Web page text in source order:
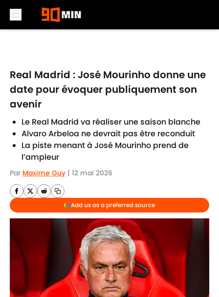
Real Madrid : José Mourinho donne une
date pour évoquer publiquement son
avenir
Le Real Madrid va réaliser une saison blanche
Alvaro Arbeloa ne devrait pas être reconduit
La piste menant à José Mourinho prend de
l’ampleur
Par Maxime Guy | 12 mai 2026
Add us as a preferred source